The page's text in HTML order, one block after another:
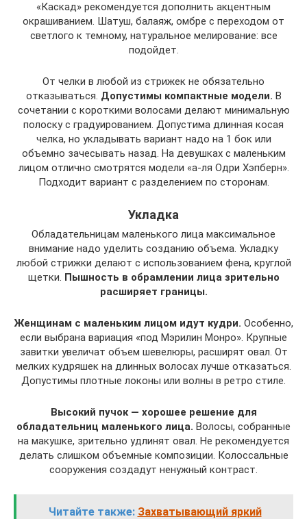
«Каскад» рекомендуется дополнить акцентным
окрашиванием. Шатуш, балаяж, омбре с переходом от
светлого к темному, натуральное мелирование: все
подойдет.
От челки в любой из стрижек не обязательно
отказываться. Допустимы компактные модели. В
сочетании с короткими волосами делают минимальную
полоску с градуированием. Допустима длинная косая
челка, но укладывать вариант надо на 1 бок или
объемно зачесывать назад. На девушках с маленьким
лицом отлично смотрятся модели «а-ля Одри Хэпберн».
Подходит вариант с разделением по сторонам.
Укладка
Обладательницам маленького лица максимальное
внимание надо уделить созданию объема. Укладку
любой стрижки делают с использованием фена, круглой
щетки. Пышность в обрамлении лица зрительно
расширяет границы.
Женщинам с маленьким лицом идут кудри. Особенно,
если выбрана вариация «под Мэрилин Монро». Крупные
завитки увеличат объем шевелюры, расширят овал. От
мелких кудряшек на длинных волосах лучше отказаться.
Допустимы плотные локоны или волны в ретро стиле.
Высокий пучок — хорошее решение для
обладательниц маленького лица. Волосы, собранные
на макушке, зрительно удлинят овал. Не рекомендуется
делать слишком объемные композиции. Колоссальные
сооружения создадут ненужный контраст.
Читайте также: Захватывающий яркий